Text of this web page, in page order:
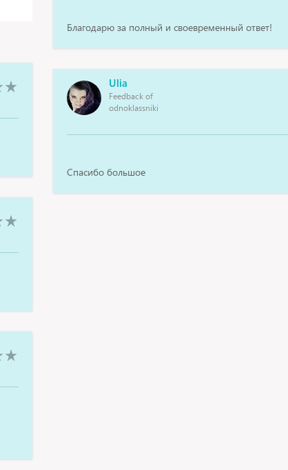
Благодарю за полный и своевременный ответ!
Ulia
Feedback of
odnoklassniki
Спасибо большое